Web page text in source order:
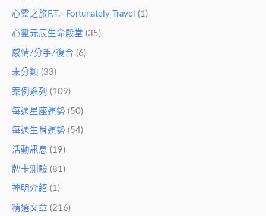
心靈之旅F.T.=Fortunately Travel (1)
心靈元辰生命殿堂 (35)
感情/分手/復合 (6)
未分類 (33)
案例系列 (109)
每週星座運勢 (50)
每週生肖運勢 (54)
活動訊息 (19)
牌卡測驗 (81)
神明介紹 (1)
精選文章 (216)